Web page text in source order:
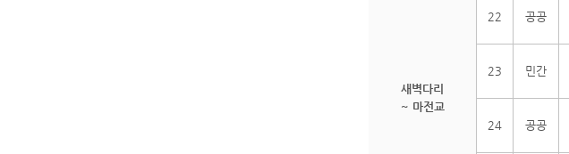
새벽다리
~ 마전교
22 공공
23 민간
24 공공